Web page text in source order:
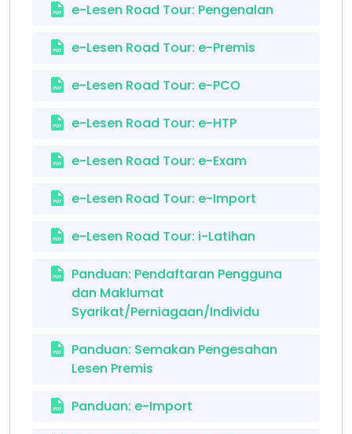
e-Lesen Road Tour: Pengenalan
e-Lesen Road Tour: e-Premis
e-Lesen Road Tour: e-PCO
e-Lesen Road Tour: e-HTP
e-Lesen Road Tour: e-Exam
e-Lesen Road Tour: e-Import
e-Lesen Road Tour: i-Latihan
Panduan: Pendaftaran Pengguna
dan Maklumat
Syarikat/Perniagaan/Individu
Panduan: Semakan Pengesahan
Lesen Premis
Panduan: e-Import